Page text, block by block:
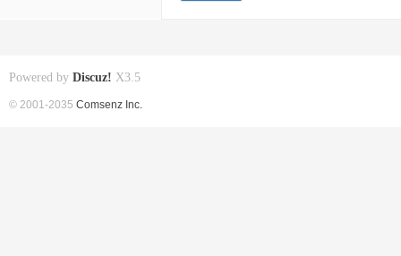
Powered by Discuz! X3.5
© 2001-2035 Comsenz Inc.